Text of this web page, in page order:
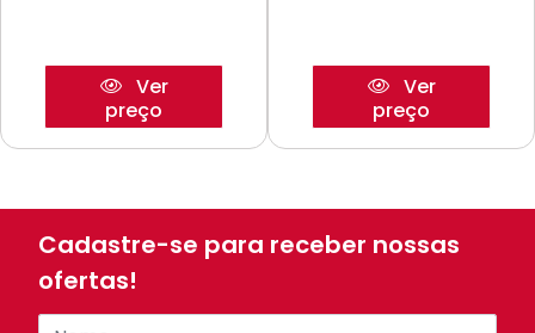
Ver
preço
Ver
preço
Cadastre-se para receber nossas
ofertas!